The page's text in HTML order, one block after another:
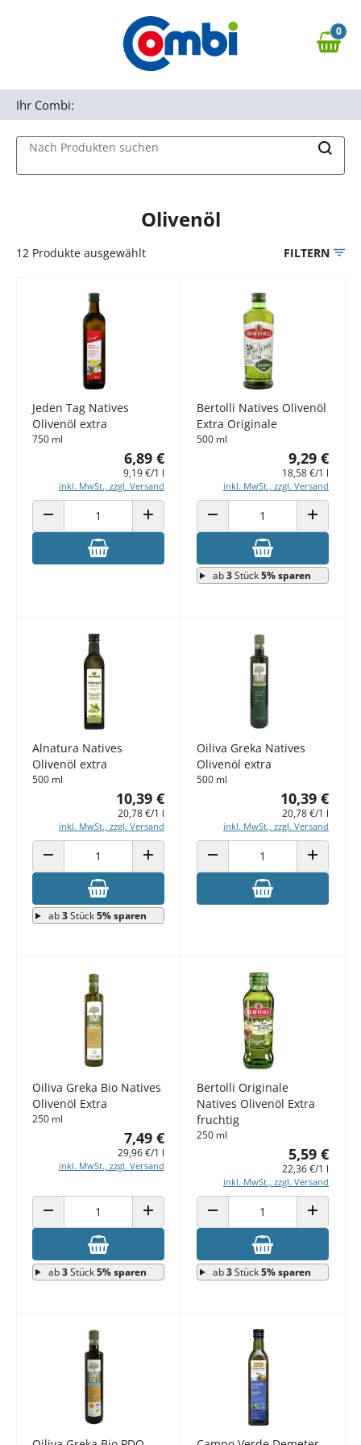
Zur Navigation springen
0,00 €
0
Nach Produkten suchen
Ihr Combi:
Olivenöl
12 Produkte ausgewählt FILTERN
Jeden Tag Natives
Olivenöl extra
750 ml
6,89 €
9,19 €/1 l
inkl. MwSt., zzgl. Versand
ANZAHL VERRINGERN ANZAHL ERHÖHEN
Bertolli Natives Olivenöl
Extra Originale
500 ml
9,29 €
18,58 €/1 l
inkl. MwSt., zzgl. Versand
ANZAHL VERRINGERN ANZAHL
ab3Stück5% sparen
Alnatura Natives
Olivenöl extra
500 ml
10,39 €
20,78 €/1 l
inkl. MwSt., zzgl. Versand
ANZAHL VERRINGERN ANZAHL ERHÖHEN
ab3Stück5% sparen
Oiliva Greka Natives
Olivenöl extra
500 ml
10,39 €
20,78 €/1 l
inkl. MwSt., zzgl. Versand
ANZAHL VERRINGERN ANZAHL
Oiliva Greka Bio Natives
Olivenöl Extra
250 ml
7,49 €
29,96 €/1 l
inkl. MwSt., zzgl. Versand
ANZAHL VERRINGERN ANZAHL ERHÖHEN
ab3Stück5% sparen
Bertolli Originale
Natives Olivenöl Extra
fruchtig
250 ml
5,59 €
22,36 €/1 l
inkl. MwSt., zzgl. Versand
ANZAHL VERRINGERN ANZAHL
ab3Stück5% sparen